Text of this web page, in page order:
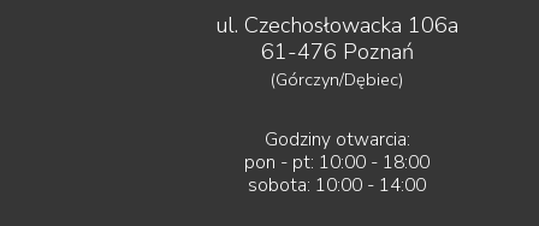
ul. Czechosłowacka 106a
61-476 Poznań
(Górczyn/Dębiec)
Godziny otwarcia:
pon - pt: 10:00 - 18:00
sobota: 10:00 - 14:00